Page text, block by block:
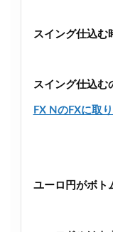
スイング仕込む
スイング仕込む
FX NのFXに取
ユーロ円がボト